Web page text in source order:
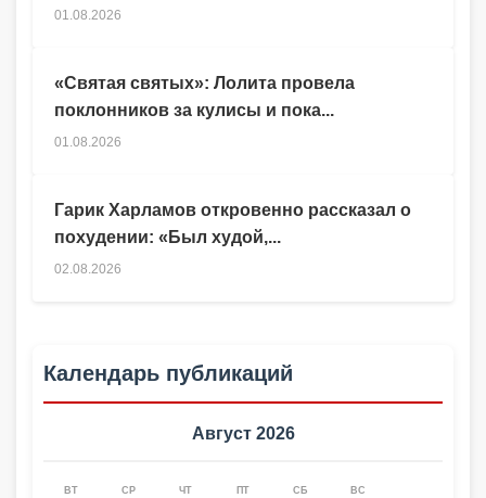
Гарик Харламов откровенно рассказал о
похудении: «Был худой,...
02.08.2026
01.08.2026
«Святая святых»: Лолита провела
поклонников за кулисы и пока...
01.08.2026
Календарь публикаций
Август 2026
ВТ СР ЧТ ПТ СБ ВС